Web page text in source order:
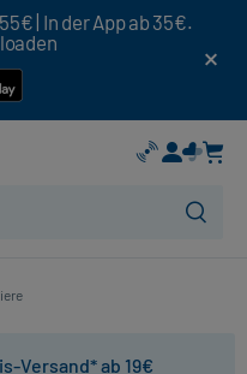
| In der App ab 35€.
Versand* ab 19€